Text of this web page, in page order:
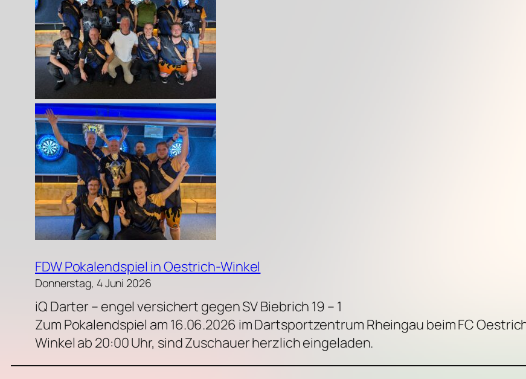
FDW Pokalendspiel in Oestrich-Winkel
Donnerstag, 4 Juni 2026
iQ Darter – engel versichert gegen SV Biebrich 19 – 1
Zum Pokalendspiel am 16.06.2026 im Dartsportzentrum Rheingau beim FC
Winkel ab 20:00 Uhr, sind Zuschauer herzlich eingeladen.